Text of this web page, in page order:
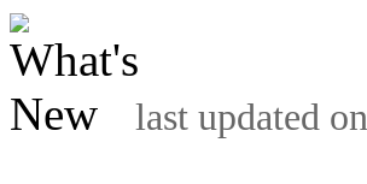
last updated on